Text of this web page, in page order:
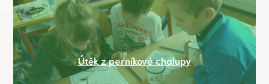
Útěk z perníkové chalupy